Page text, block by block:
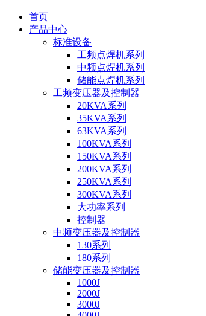
首页
产品中心
标准设备
工频点焊机系列
中频点焊机系列
储能点焊机系列
工频变压器及控制器
20KVA系列
35KVA系列
63KVA系列
100KVA系列
150KVA系列
200KVA系列
250KVA系列
300KVA系列
大功率系列
控制器
中频变压器及控制器
130系列
180系列
储能变压器及控制器
1000J
2000J
3000J